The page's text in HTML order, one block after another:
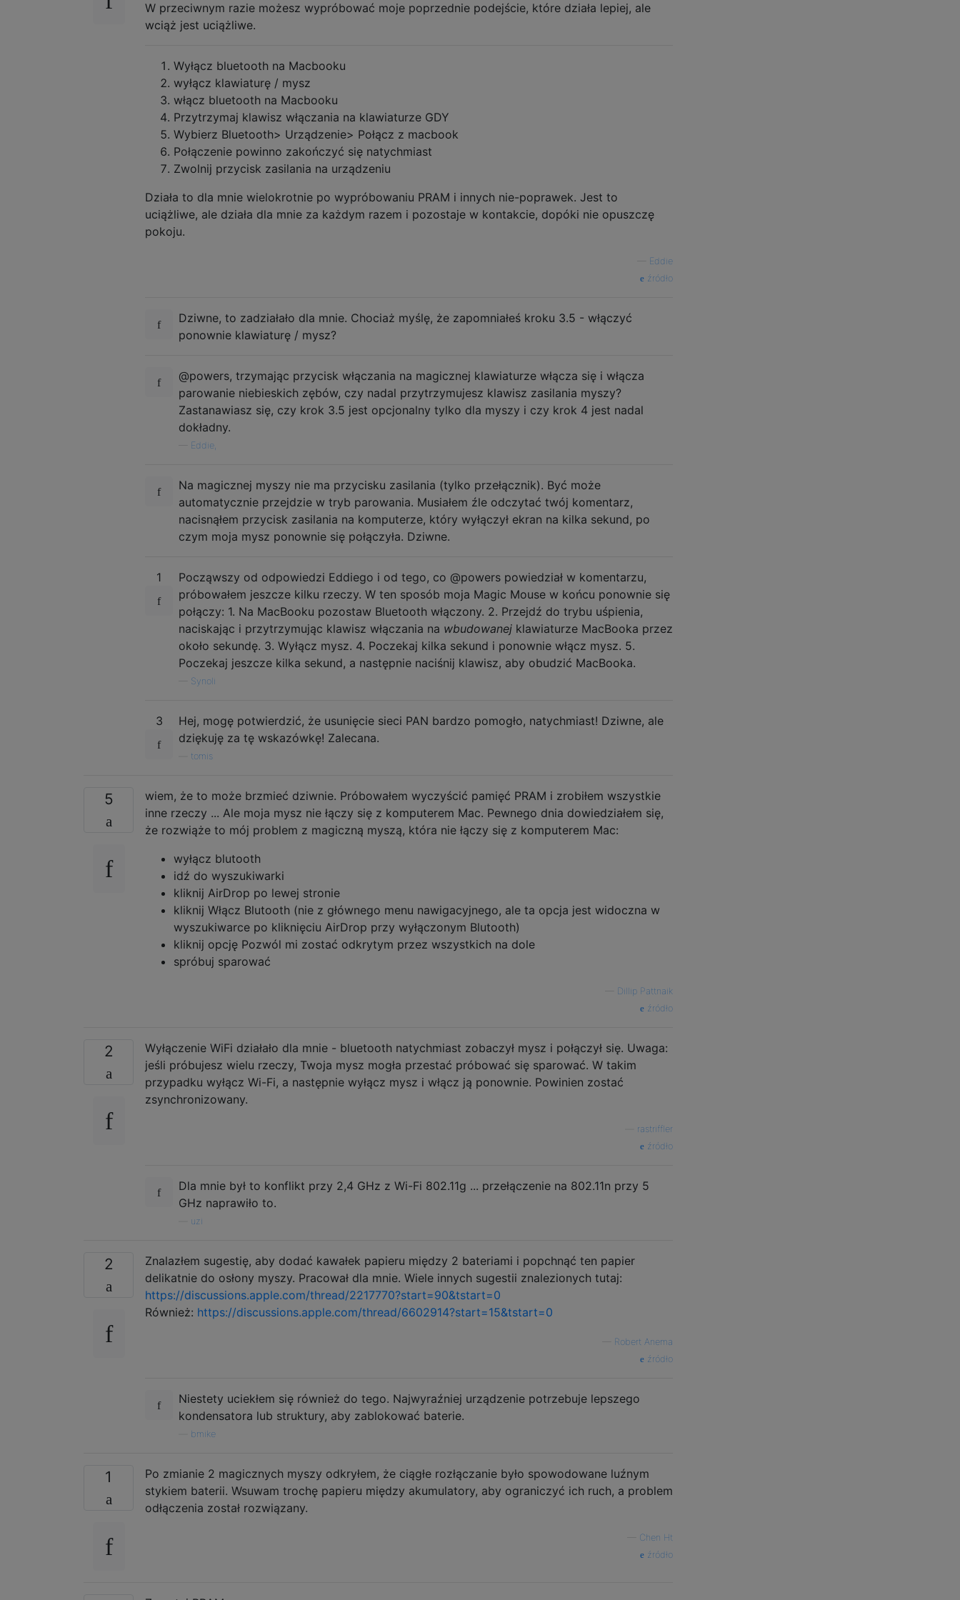
W przeciwnym razie możesz wypróbować moje poprzednie podejście, które działa lepiej, ale
wciąż jest uciążliwe.
Wyłącz bluetooth na Macbooku
wyłącz klawiaturę / mysz
włącz bluetooth na Macbooku
Przytrzymaj klawisz włączania na klawiaturze GDY
Wybierz Bluetooth> Urządzenie> Połącz z macbook
Połączenie powinno zakończyć się natychmiast
Zwolnij przycisk zasilania na urządzeniu
Działa to dla mnie wielokrotnie po wypróbowaniu PRAM i innych nie-poprawek. Jest to
uciążliwe, ale działa dla mnie za każdym razem i pozostaje w kontakcie, dopóki nie opuszczę
pokoju.
Eddie
źródło
Dziwne, to zadziałało dla mnie. Chociaż myślę, że zapomniałeś kroku 3.5 - włączyć
ponownie klawiaturę / mysz?
@powers, trzymając przycisk włączania na magicznej klawiaturze włącza się i włącza
parowanie niebieskich zębów, czy nadal przytrzymujesz klawisz zasilania myszy?
Zastanawiasz się, czy krok 3.5 jest opcjonalny tylko dla myszy i czy krok 4 jest nadal
dokładny.
Eddie,
Na magicznej myszy nie ma przycisku zasilania (tylko przełącznik). Być może
automatycznie przejdzie w tryb parowania. Musiałem źle odczytać twój komentarz,
nacisnąłem przycisk zasilania na komputerze, który wyłączył ekran na kilka sekund, po
czym moja mysz ponownie się połączyła. Dziwne.
1
Począwszy od odpowiedzi Eddiego i od tego, co @powers powiedział w komentarzu,
próbowałem jeszcze kilku rzeczy. W ten sposób moja Magic Mouse w końcu ponownie się
połączy: 1. Na MacBooku pozostaw Bluetooth włączony. 2. Przejdź do trybu uśpienia,
naciskając i przytrzymując klawisz włączania na wbudowanej klawiaturze MacBooka przez
około sekundę. 3. Wyłącz mysz. 4. Poczekaj kilka sekund i ponownie włącz mysz. 5.
Poczekaj jeszcze kilka sekund, a następnie naciśnij klawisz, aby obudzić MacBooka.
Synoli
3
Hej, mogę potwierdzić, że usunięcie sieci PAN bardzo pomogło, natychmiast! Dziwne, ale
dziękuję za tę wskazówkę! Zalecana.
tomis
5
wiem, że to może brzmieć dziwnie. Próbowałem wyczyścić pamięć PRAM i zrobiłem wszystkie
inne rzeczy ... Ale moja mysz nie łączy się z komputerem Mac. Pewnego dnia dowiedziałem się,
że rozwiąże to mój problem z magiczną myszą, która nie łączy się z komputerem Mac:
wyłącz blutooth
idź do wyszukiwarki
kliknij AirDrop po lewej stronie
kliknij Włącz Blutooth (nie z głównego menu nawigacyjnego, ale ta opcja jest widoczna w
wyszukiwarce po kliknięciu AirDrop przy wyłączonym Blutooth)
kliknij opcję Pozwól mi zostać odkrytym przez wszystkich na dole
spróbuj sparować
Dillip Pattnaik
źródło
2
Wyłączenie WiFi działało dla mnie - bluetooth natychmiast zobaczył mysz i połączył się. Uwaga:
jeśli próbujesz wielu rzeczy, Twoja mysz mogła przestać próbować się sparować. W takim
przypadku wyłącz Wi-Fi, a następnie wyłącz mysz i włącz ją ponownie. Powinien zostać
zsynchronizowany.
rastriffler
źródło
Dla mnie był to konflikt przy 2,4 GHz z Wi-Fi 802.11g ... przełączenie na 802.11n przy 5
GHz naprawiło to.
uzi
2
Znalazłem sugestię, aby dodać kawałek papieru między 2 bateriami i popchnąć ten papier
delikatnie do osłony myszy. Pracował dla mnie. Wiele innych sugestii znalezionych tutaj:
https://discussions.apple.com/thread/2217770?start=90&tstart=0
Również: https://discussions.apple.com/thread/6602914?start=15&tstart=0
Robert Anema
źródło
Niestety uciekłem się również do tego. Najwyraźniej urządzenie potrzebuje lepszego
kondensatora lub struktury, aby zablokować baterie.
bmike
1
Po zmianie 2 magicznych myszy odkryłem, że ciągłe rozłączanie było spowodowane luźnym
stykiem baterii. Wsuwam trochę papieru między akumulatory, aby ograniczyć ich ruch, a problem
odłączenia został rozwiązany.
Chen Ht
źródło